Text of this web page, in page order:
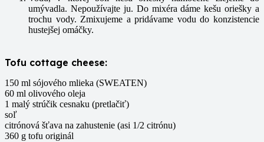
umývadla. Nepoužívajte ju. Do mixéra dáme kešu oriešky a
trochu vody. Zmixujeme a pridávame vodu do konzistencie
hustejšej omáčky.
Tofu cottage cheese:
150 ml sójového mlieka (SWEATEN)
60 ml olivového oleja
1 malý strúčik cesnaku (pretlačiť)
soľ
citrónová šťava na zahustenie (asi 1/2 citrónu)
360 g tofu originál